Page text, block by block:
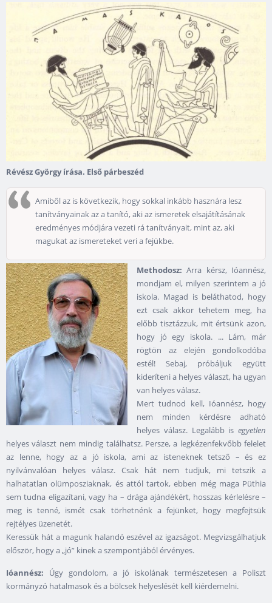
Révész György írása. Első párbeszéd
Amiből az is következik, hogy sokkal inkább hasznára lesz
tanítványainak az a tanító, aki az ismeretek elsajátításának
eredményes módjára vezeti rá tanítványait, mint az, aki
magukat az ismereteket veri a fejükbe.
Methodosz: Arra kérsz, Ióannész,
mondjam el, milyen szerintem a jó
iskola. Magad is beláthatod, hogy
ezt csak akkor tehetem meg, ha
előbb tisztázzuk, mit értsünk azon,
hogy jó egy iskola. ... Lám, már
rögtön az elején gondolkodóba
estél! Sebaj, próbáljuk együtt
kideríteni a helyes választ, ha ugyan
van helyes válasz.
Mert tudnod kell, Ióannész, hogy
nem minden kérdésre adható
helyes válasz. Legalább is egyetlen
helyes választ nem mindig találhatsz. Persze, a legkézenfekvőbb felelet
az lenne, hogy az a jó iskola, ami az isteneknek tetsző – és ez
nyilvánvalóan helyes válasz. Csak hát nem tudjuk, mi tetszik a
halhatatlan olümposziaknak, és attól tartok, ebben még maga Püthia
sem tudna eligazítani, vagy ha – drága ajándékért, hosszas kérlelésre –
meg is tenné, ismét csak törhetnénk a fejünket, hogy megfejtsük
rejtélyes üzenetét.
Keressük hát a magunk halandó eszével az igazságot. Megvizsgálhatjuk
először, hogy a „jó” kinek a szempontjából érvényes.
Ióannész: Úgy gondolom, a jó iskolának természetesen a Poliszt
kormányzó hatalmasok és a bölcsek helyeslését kell kiérdemelni.